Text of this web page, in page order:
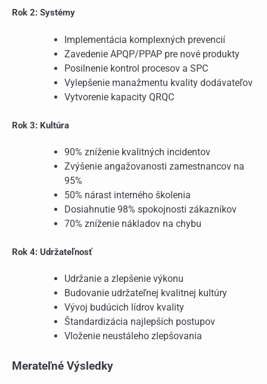
Rok 2: Systémy
Implementácia komplexných prevencií
Zavedenie APQP/PPAP pre nové produkty
Posilnenie kontrol procesov a SPC
Vylepšenie manažmentu kvality dodávateľov
Vytvorenie kapacity QRQC
Rok 3: Kultúra
90% zníženie kvalitných incidentov
Zvýšenie angažovanosti zamestnancov na
95%
50% nárast interného školenia
Dosiahnutie 98% spokojnosti zákazníkov
70% zníženie nákladov na chybu
Rok 4: Udržateľnosť
Udržanie a zlepšenie výkonu
Budovanie udržateľnej kvalitnej kultúry
Vývoj budúcich lídrov kvality
Štandardizácia najlepších postupov
Vloženie neustáleho zlepšovania
Merateľné Výsledky